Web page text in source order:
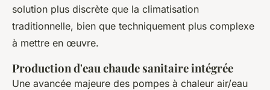
solution plus discrète que la climatisation
traditionnelle, bien que techniquement plus complexe
à mettre en œuvre.
Production d'eau chaude sanitaire intégrée
Une avancée majeure des pompes à chaleur air/eau